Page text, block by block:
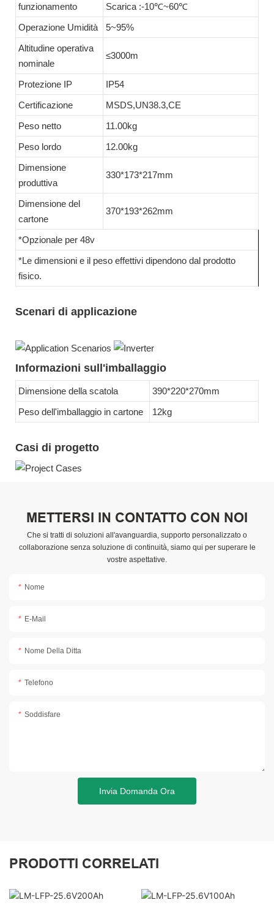
funzionamento
Scarica :-10℃~60℃
Operazione Umidità
5~95%
Altitudine operativa
nominale
≤3000m
Protezione IP
IP54
Certificazione
MSDS,UN38.3,CE
Peso netto
11.00kg
Peso lordo
12.00kg
Dimensione
produttiva
330*173*217mm
Dimensione del
cartone
370*193*262mm
*Opzionale per 48v
*Le dimensioni e il peso effettivi dipendono dal prodotto
fisico.
Scenari di applicazione
Informazioni sull'imballaggio
Dimensione della scatola
390*220*270mm
Peso dell'imballaggio in cartone
12kg
Casi di progetto
METTERSI IN CONTATTO CON NOI
Che si tratti di soluzioni all'avanguardia, supporto personalizzato o
collaborazione senza soluzione di continuità, siamo qui per superare le
vostre aspettative.
Nome
E-Mail
Nome Della Ditta
Telefono
Soddisfare
Invia Domanda Ora
PRODOTTI CORRELATI